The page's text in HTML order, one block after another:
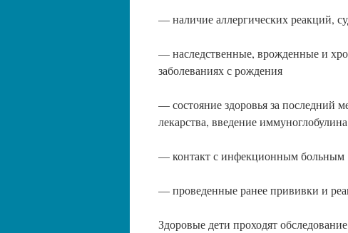
— наличие аллергических реакций,
— наследственные, врожденные и
заболеваниях с рождения
— состояние здоровья за последний
лекарства, введение
— контакт с инфекционным больным
— проведенные ранее прививки и
Здоровые дети проходят